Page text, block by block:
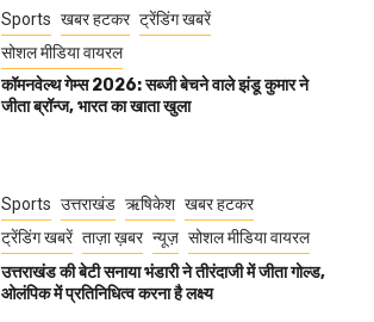
Sports खबर हटकर ट्रेंडिंग खबरें
सोशल मीडिया वायरल
कॉमनवेल्थ गेम्स 2026: सब्जी बेचने वाले झंडू कुमार ने
जीता ब्रॉन्ज, भारत का खाता खुला
Sports उत्तराखंड ऋषिकेश खबर हटकर
ट्रेंडिंग खबरें ताज़ा ख़बर न्यूज़ सोशल मीडिया वायरल
उत्तराखंड की बेटी सनाया भंडारी ने तीरंदाजी में जीता गोल्ड,
ओलंपिक में प्रतिनिधित्व करना है लक्ष्य